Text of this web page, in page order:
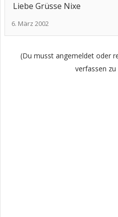
Liebe Grüsse Nixe
6. März 2002
(Du musst angemeldet oder
verfassen zu